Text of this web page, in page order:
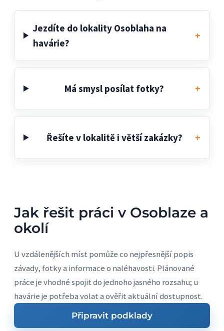
Jezdíte do lokality Osoblaha na
havárie?
Má smysl posílat fotky?
Řešíte v lokalitě i větší zakázky?
Jak řešit práci v Osoblaze a
okolí
U vzdálenějších míst pomůže co nejpřesnější popis
závady, fotky a informace o naléhavosti. Plánované
práce je vhodné spojit do jednoho jasného rozsahu; u
havárie je potřeba volat a ověřit aktuální dostupnost.
Připravit podklady